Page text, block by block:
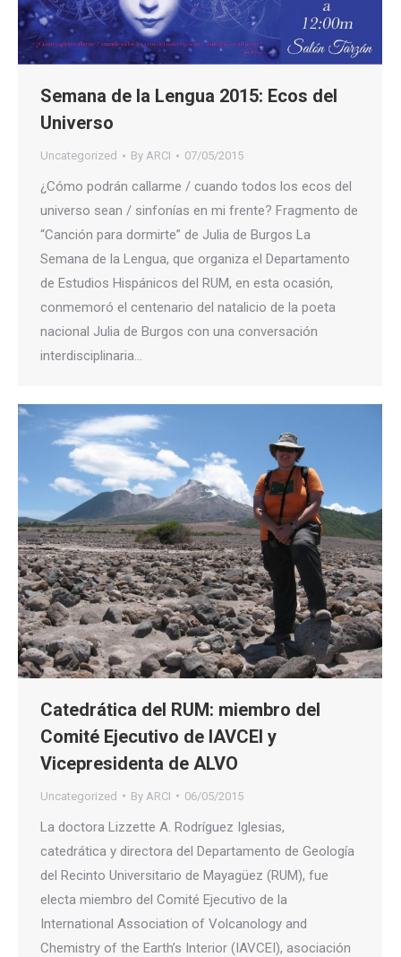
Semana de la Lengua 2015: Ecos del
Universo
Uncategorized By ARCI 07/05/2015
¿Cómo podrán callarme / cuando todos los ecos del
universo sean / sinfonías en mi frente? Fragmento de
“Canción para dormirte” de Julia de Burgos La
Semana de la Lengua, que organiza el Departamento
de Estudios Hispánicos del RUM, en esta ocasión,
conmemoró el centenario del natalicio de la poeta
nacional Julia de Burgos con una conversación
interdisciplinaria…
Catedrática del RUM: miembro del
Comité Ejecutivo de IAVCEI y
Vicepresidenta de ALVO
Uncategorized By ARCI 06/05/2015
La doctora Lizzette A. Rodríguez Iglesias,
catedrática y directora del Departamento de Geología
del Recinto Universitario de Mayagüez (RUM), fue
electa miembro del Comité Ejecutivo de la
International Association of Volcanology and
Chemistry of the Earth’s Interior (IAVCEI), asociación